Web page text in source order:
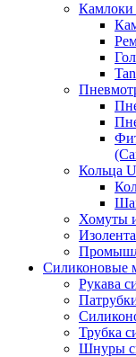
Камлоки
Кольца
Хомуты
Изолента
Силиконовые
Рукава
Трубка
Шнуры